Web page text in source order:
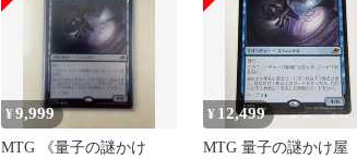
¥9,999
MTG 《量子の謎かけ
¥ 12,499
MTG 量子の謎かけ屋